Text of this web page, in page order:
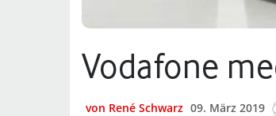
Vodafone
von René Schwarz 09. März 2019